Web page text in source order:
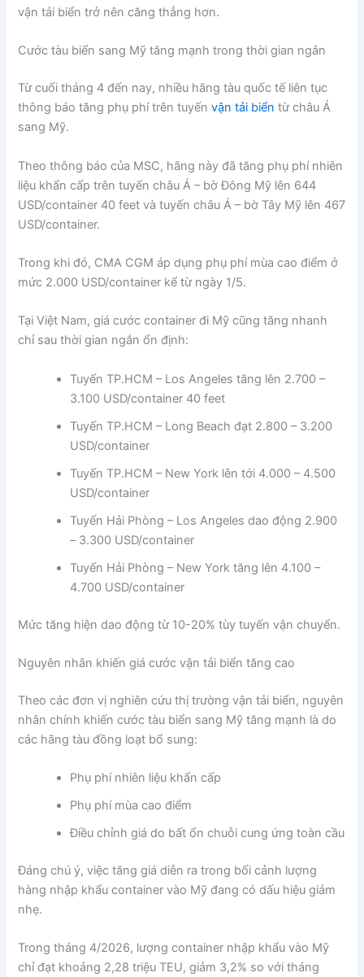
vận tải biển trở nên căng thẳng hơn.
Cước tàu biển sang Mỹ tăng mạnh trong thời gian ngắn
Từ cuối tháng 4 đến nay, nhiều hãng tàu quốc tế liên tục
thông báo tăng phụ phí trên tuyếnvận tải biển từ châu Á
sang Mỹ.
Theo thông báo của MSC, hãng này đã tăng phụ phí nhiên
liệu khẩn cấp trên tuyến châu Á – bờ Đông Mỹ lên 644
USD/container 40 feet và tuyến châu Á – bờ Tây Mỹ lên 467
USD/container.
Trong khi đó, CMA CGM áp dụng phụ phí mùa cao điểm ở
mức 2.000 USD/container kể từ ngày 1/5.
Tại Việt Nam, giá cước container đi Mỹ cũng tăng nhanh
chỉ sau thời gian ngắn ổn định:
Tuyến TP.HCM – Los Angeles tăng lên 2.700 –
3.100 USD/container 40 feet
Tuyến TP.HCM – Long Beach đạt 2.800 – 3.200
USD/container
Tuyến TP.HCM – New York lên tới 4.000 – 4.500
USD/container
Tuyến Hải Phòng – Los Angeles dao động 2.900
– 3.300 USD/container
Tuyến Hải Phòng – New York tăng lên 4.100 –
4.700 USD/container
Mức tăng hiện dao động từ 10-20% tùy tuyến vận chuyển.
Nguyên nhân khiến giá cước vận tải biển tăng cao
Theo các đơn vị nghiên cứu thị trường vận tải biển, nguyên
nhân chính khiến cước tàu biển sang Mỹ tăng mạnh là do
các hãng tàu đồng loạt bổ sung:
Phụ phí nhiên liệu khẩn cấp
Phụ phí mùa cao điểm
Điều chỉnh giá do bất ổn chuỗi cung ứng toàn cầu
Đáng chú ý, việc tăng giá diễn ra trong bối cảnh lượng
hàng nhập khẩu container vào Mỹ đang có dấu hiệu giảm
nhẹ.
Trong tháng 4/2026, lượng container nhập khẩu vào Mỹ
chỉ đạt khoảng 2,28 triệu TEU, giảm 3,2% so với tháng